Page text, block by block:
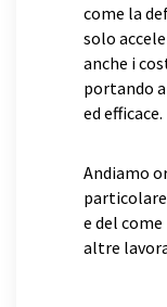
come la
solo
anche i
portando
ed efficace.
Andiamo
e del
altre